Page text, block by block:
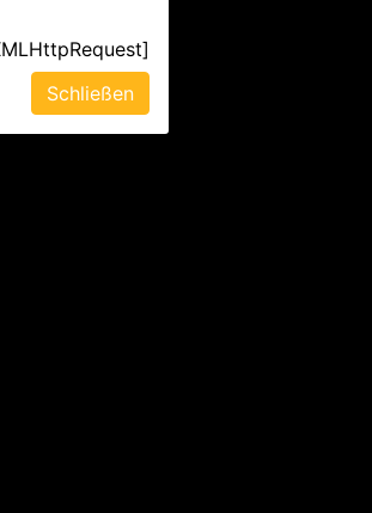
Schließen